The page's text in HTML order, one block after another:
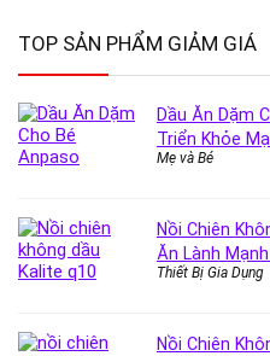
TOP SẢN PHẨM GIẢM GIÁ
Dầu Ăn Dặm
Triển Khỏe
Mẹ và Bé
Nồi Chiên
Ăn Lành
Thiết Bị Gia Dụng
Nồi Chiên